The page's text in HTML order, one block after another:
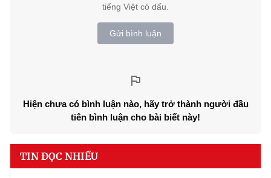
tiếng Việt có dấu.
Gửi bình luận
Hiện chưa có bình luận nào, hãy trở thành người đầu
tiên bình luận cho bài biết này!
TIN ĐỌC NHIỀU